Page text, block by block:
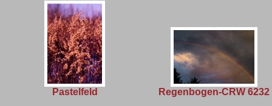
Pastelfeld Regenbogen-CRW 6232